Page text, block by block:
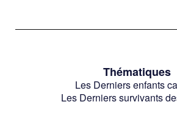
Thématiques
Les Derniers enfants
Les Derniers survivants